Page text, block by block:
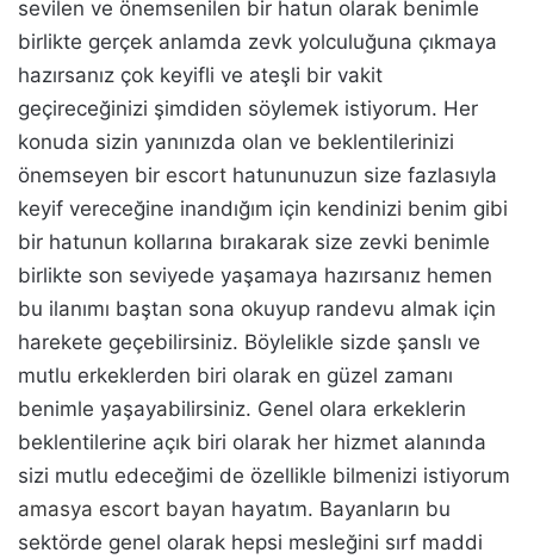
sevilen ve önemsenilen bir hatun olarak benimle
birlikte gerçek anlamda zevk yolculuğuna çıkmaya
hazırsanız çok keyifli ve ateşli bir vakit
geçireceğinizi şimdiden söylemek istiyorum. Her
konuda sizin yanınızda olan ve beklentilerinizi
önemseyen bir escort hatununuzun size fazlasıyla
keyif vereceğine inandığım için kendinizi benim gibi
bir hatunun kollarına bırakarak size zevki benimle
birlikte son seviyede yaşamaya hazırsanız hemen
bu ilanımı baştan sona okuyup randevu almak için
harekete geçebilirsiniz. Böylelikle sizde şanslı ve
mutlu erkeklerden biri olarak en güzel zamanı
benimle yaşayabilirsiniz. Genel olara erkeklerin
beklentilerine açık biri olarak her hizmet alanında
sizi mutlu edeceğimi de özellikle bilmenizi istiyorum
amasya escort bayan hayatım. Bayanların bu
sektörde genel olarak hepsi mesleğini sırf maddi